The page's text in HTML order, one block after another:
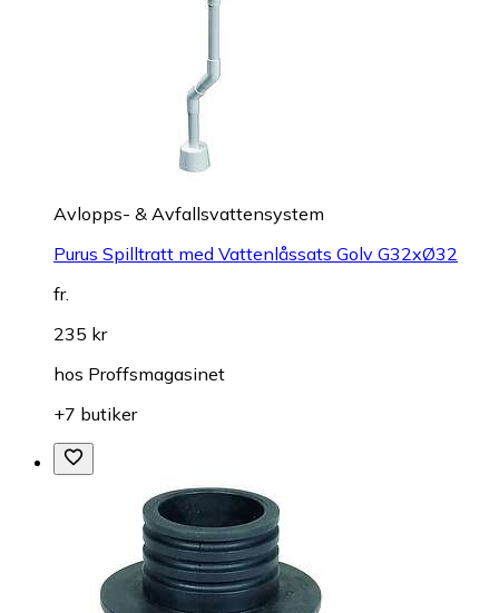
Avlopps- & Avfallsvattensystem
Purus Spilltratt med Vattenlåssats Golv G32xØ32
fr.
235 kr
hos Proffsmagasinet
+7 butiker